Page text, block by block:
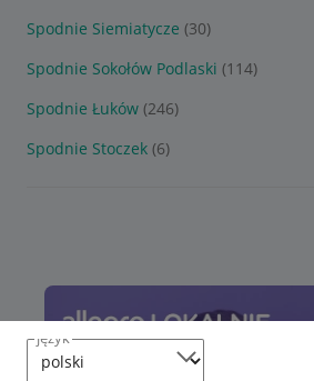
język
Spodnie Siemiatycze (30)
Spodnie Sokołów Podlaski (114)
Spodnie Łuków (246)
Spodnie Stoczek (6)